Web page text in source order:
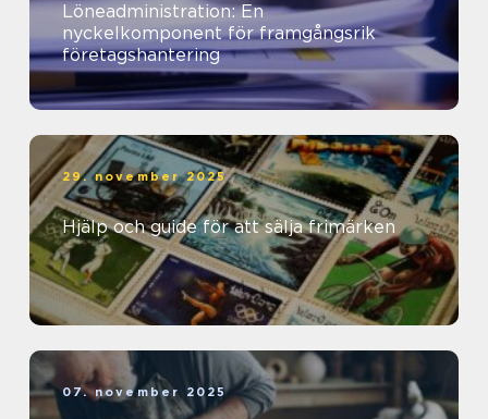
Löneadministration: En
nyckelkomponent för framgångsrik
företagshantering
29. november 2025
Hjälp och guide för att sälja frimärken
07. november 2025